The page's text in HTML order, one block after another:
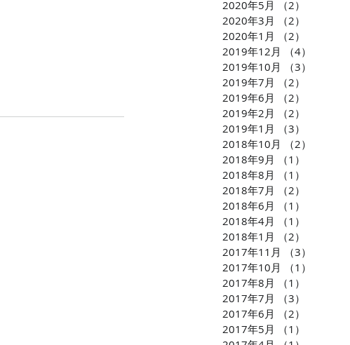
2020年5月
（2）
2020年3月
（2）
2020年1月
（2）
2019年12月
（4）
2019年10月
（3）
2019年7月
（2）
2019年6月
（2）
2019年2月
（2）
2019年1月
（3）
2018年10月
（2）
2018年9月
（1）
2018年8月
（1）
2018年7月
（2）
2018年6月
（1）
2018年4月
（1）
2018年1月
（2）
2017年11月
（3）
2017年10月
（1）
2017年8月
（1）
2017年7月
（3）
2017年6月
（2）
2017年5月
（1）